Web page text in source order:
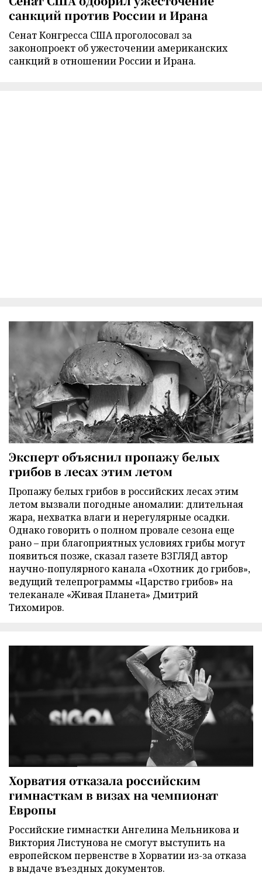
санкций против России и Ирана
Сенат Конгресса США проголосовал за
законопроект об ужесточении американских
санкций в отношении России и Ирана.
Эксперт объяснил пропажу белых
грибов в лесах этим летом
Пропажу белых грибов в российских лесах этим
летом вызвали погодные аномалии: длительная
жара, нехватка влаги и нерегулярные осадки.
Однако говорить о полном провале сезона еще
рано – при благоприятных условиях грибы могут
появиться позже, сказал газете ВЗГЛЯД автор
научно-популярного канала «Охотник до грибов»,
ведущий телепрограммы «Царство грибов» на
телеканале «Живая Планета» Дмитрий
Тихомиров.
Хорватия отказала российским
гимнасткам в визах на чемпионат
Европы
Российские гимнастки Ангелина Мельникова и
Виктория Листунова не смогут выступить на
европейском первенстве в Хорватии из-за отказа
в выдаче въездных документов.